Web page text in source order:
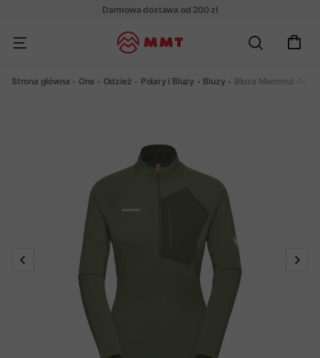
Darmowa dostawa od 200 zł
Strona główna Ona Odzież Polary i Bluzy Bluzy Bluza Mammut